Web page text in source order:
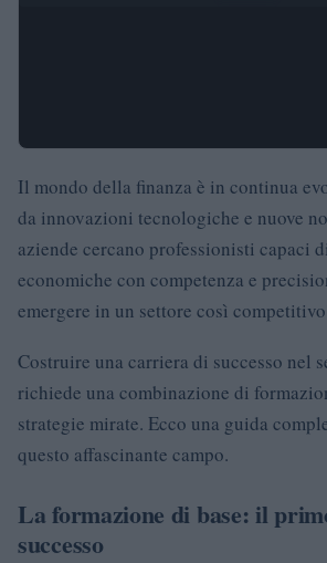
Il mondo della finanza è in continua
da innovazioni tecnologiche e nuove
aziende cercano professionisti capaci
economiche con competenza e
emergere in un settore così
Costruire una carriera di successo nel
richiede una combinazione di
strategie mirate. Ecco una guida
questo affascinante campo.
La formazione di base: il
successo